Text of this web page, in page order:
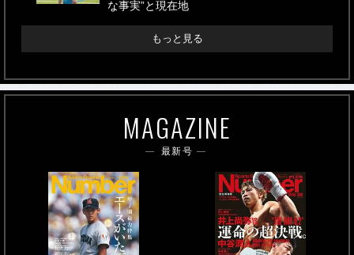
な事実”と現在地
もっと見る
MAGAZINE
最新号